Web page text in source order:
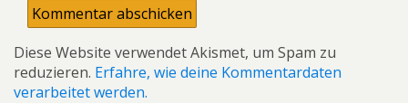
Diese Website verwendet Akismet, um Spam zu
reduzieren. Erfahre, wie deine Kommentardaten
verarbeitet werden.